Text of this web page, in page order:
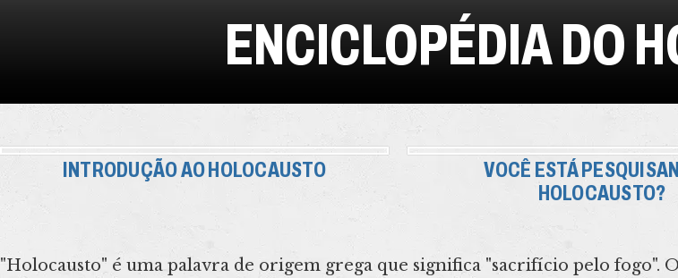
ENCICLOPÉDIA DO
INTRODUÇÃO AO HOLOCAUSTO
VOCÊ ESTÁ
HOLOCAUSTO?
"Holocausto" é uma palavra de origem grega que significa "sacrifício pelo fogo".